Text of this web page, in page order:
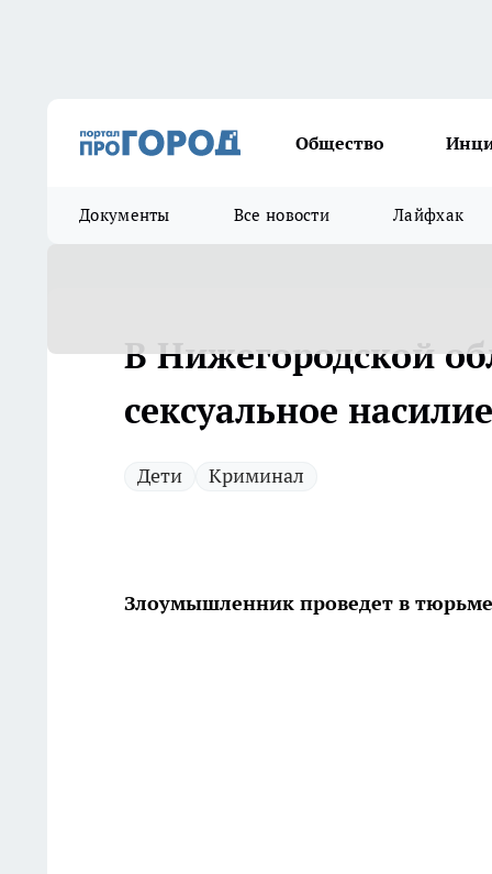
Общество
Документы Все новости Лайфхак
В Нижегородской
сексуальное
Дети Криминал
Злоумышленник проведет в тюрьме